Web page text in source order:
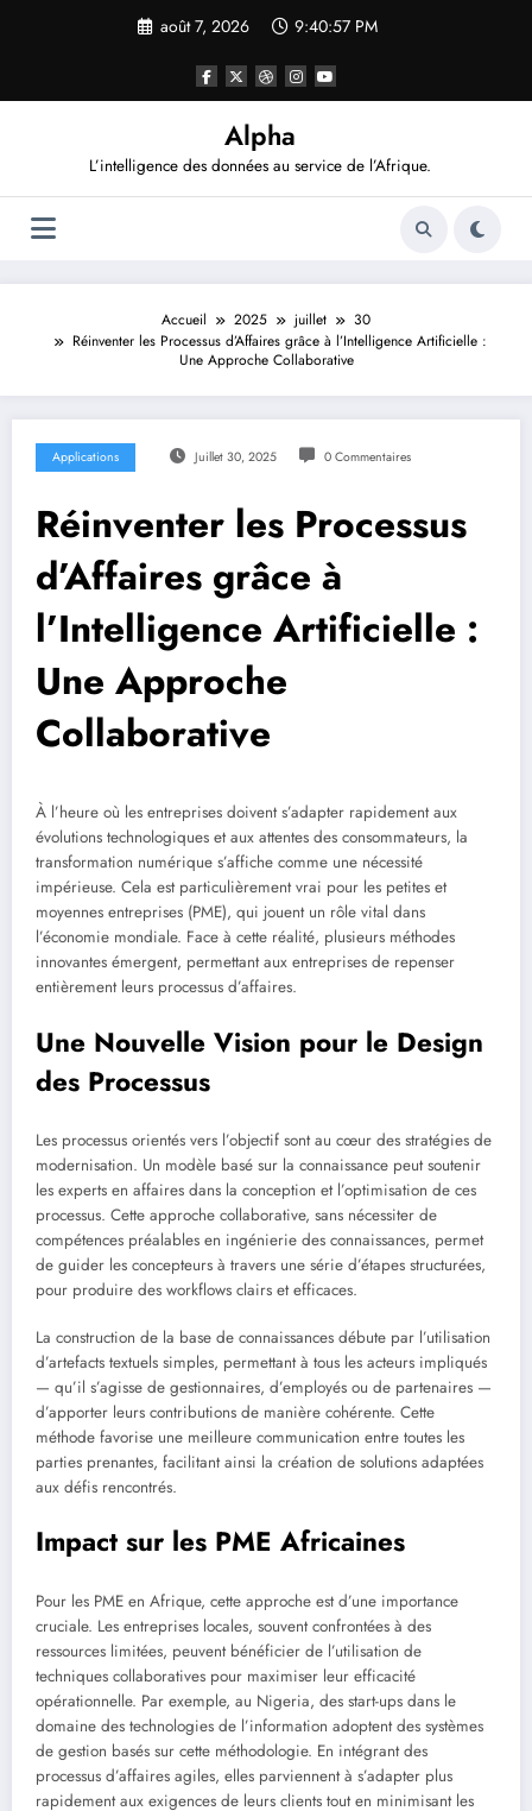
août 7, 2026 9:40:58 PM
Alpha
L’intelligence des données au service de l’Afrique.
Accueil 2025 juillet
30
Réinventer les Processus d’Affaires grâce à l’Intelligence Artificielle :
Une Approche Collaborative
Applications Juillet 30, 2025 0 Commentaires
Réinventer les Processus
d’Affaires grâce à
l’Intelligence Artificielle :
Une Approche
Collaborative
À l’heure où les entreprises doivent s’adapter rapidement aux
évolutions technologiques et aux attentes des consommateurs, la
transformation numérique s’affiche comme une nécessité
impérieuse. Cela est particulièrement vrai pour les petites et
moyennes entreprises (PME), qui jouent un rôle vital dans
l’économie mondiale. Face à cette réalité, plusieurs méthodes
innovantes émergent, permettant aux entreprises de repenser
entièrement leurs processus d’affaires.
Une Nouvelle Vision pour le Design
des Processus
Les processus orientés vers l’objectif sont au cœur des stratégies de
modernisation. Un modèle basé sur la connaissance peut soutenir
les experts en affaires dans la conception et l’optimisation de ces
processus. Cette approche collaborative, sans nécessiter de
compétences préalables en ingénierie des connaissances, permet
de guider les concepteurs à travers une série d’étapes structurées,
pour produire des workflows clairs et efficaces.
La construction de la base de connaissances débute par l’utilisation
d’artefacts textuels simples, permettant à tous les acteurs impliqués
— qu’il s’agisse de gestionnaires, d’employés ou de partenaires —
d’apporter leurs contributions de manière cohérente. Cette
méthode favorise une meilleure communication entre toutes les
parties prenantes, facilitant ainsi la création de solutions adaptées
aux défis rencontrés.
Impact sur les PME Africaines
Pour les PME en Afrique, cette approche est d’une importance
cruciale. Les entreprises locales, souvent confrontées à des
ressources limitées, peuvent bénéficier de l’utilisation de
techniques collaboratives pour maximiser leur efficacité
opérationnelle. Par exemple, au Nigeria, des start-ups dans le
domaine des technologies de l’information adoptent des systèmes
de gestion basés sur cette méthodologie. En intégrant des
processus d’affaires agiles, elles parviennent à s’adapter plus
rapidement aux exigences de leurs clients tout en minimisant les